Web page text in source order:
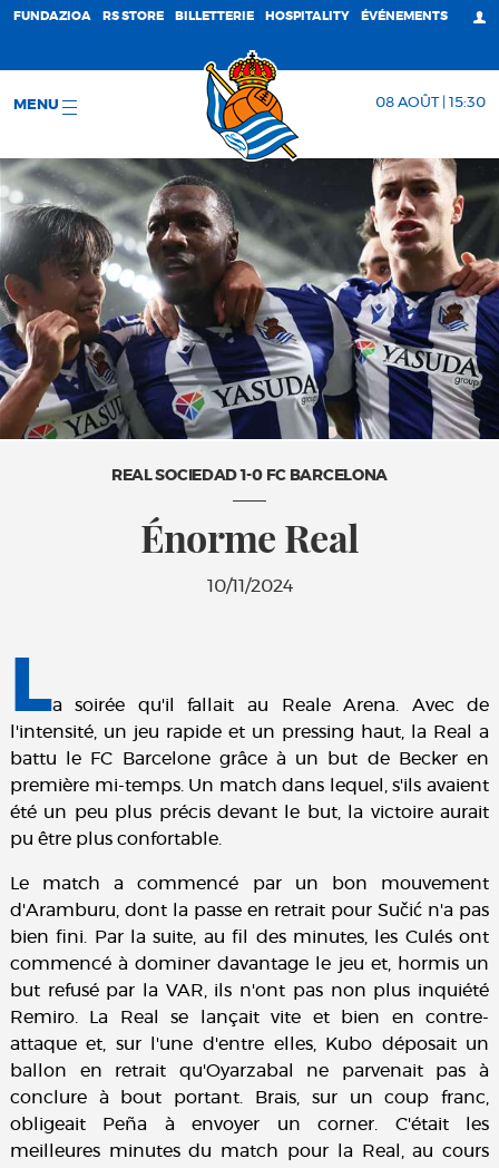
FUNDAZIOA RS STORE BILLETTERIE HOSPITALITY ÉVÉNEMENTS
MENU 08 AOÛT | 15:30
REAL SOCIEDAD 1-0 FC BARCELONA
Énorme Real
10/11/2024
La soirée qu'il fallait au Reale Arena. Avec de
l'intensité, un jeu rapide et un pressing haut, la Real a
battu le FC Barcelone grâce à un but de Becker en
première mi-temps. Un match dans lequel, s'ils avaient
été un peu plus précis devant le but, la victoire aurait
pu être plus confortable.
Le match a commencé par un bon mouvement
d'Aramburu, dont la passe en retrait pour Sučić n'a pas
bien fini. Par la suite, au fil des minutes, les Culés ont
commencé à dominer davantage le jeu et, hormis un
but refusé par la VAR, ils n'ont pas non plus inquiété
Remiro. La Real se lançait vite et bien en contre-
attaque et, sur l'une d'entre elles, Kubo déposait un
ballon en retrait qu'Oyarzabal ne parvenait pas à
conclure à bout portant. Brais, sur un coup franc,
obligeait Peña à envoyer un corner. C'était les
meilleures minutes du match pour la Real, au cours